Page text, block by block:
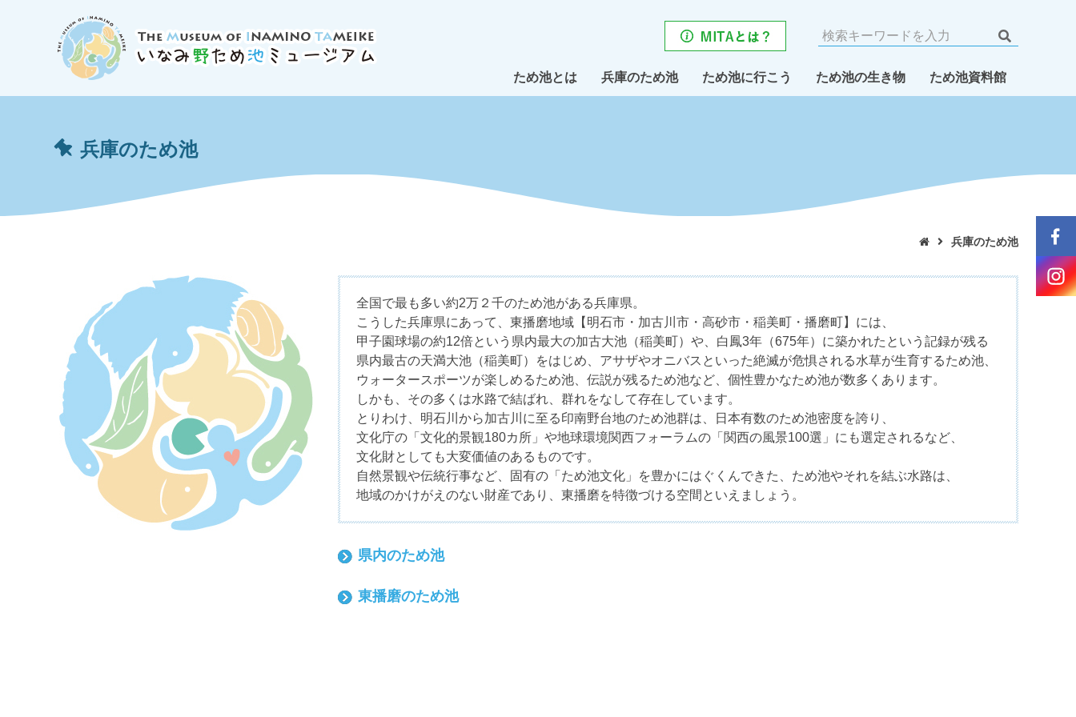
ため池とは 兵庫のため池 ため池に行こう ため池の生き物 ため池資料館
兵庫のため池
 兵庫のため池
全国で最も多い約2万２千のため池がある兵庫県。
こうした兵庫県にあって、東播磨地域【明石市・加古川市・高砂市・稲美町・播磨町】には、
甲子園球場の約12倍という県内最大の加古大池（稲美町）や、白鳳3年（675年）に築かれたという記録が残る
県内最古の天満大池（稲美町）をはじめ、アサザやオニバスといった絶滅が危惧される水草が生育するため池、
ウォータースポーツが楽しめるため池、伝説が残るため池など、個性豊かなため池が数多くあります。
しかも、その多くは水路で結ばれ、群れをなして存在しています。
とりわけ、明石川から加古川に至る印南野台地のため池群は、日本有数のため池密度を誇り、
文化庁の「文化的景観180カ所」や地球環境関西フォーラムの「関西の風景100選」にも選定されるなど、
文化財としても大変価値のあるものです。
自然景観や伝統行事など、固有の「ため池文化」を豊かにはぐくんできた、ため池やそれを結ぶ水路は、
地域のかけがえのない財産であり、東播磨を特徴づける空間といえましょう。
県内のため池
東播磨のため池